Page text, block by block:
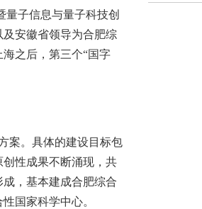
量子信息与量子科技创
安徽省领导为合肥综
之后，第三个“国字
案。具体的建设目标包
性成果不断涌现，共
，基本建成合肥综合
国家科学中心。